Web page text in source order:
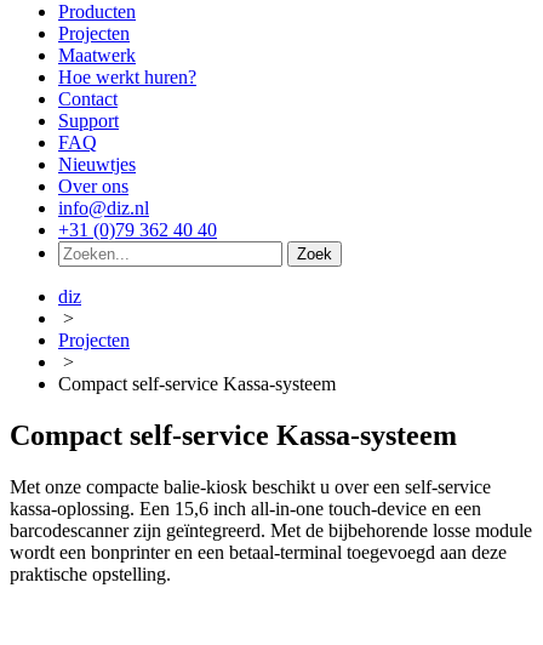
Producten
Projecten
Maatwerk
Hoe werkt huren?
Contact
Support
FAQ
Nieuwtjes
Over ons
info@diz.nl
+31 (0)79 362 40 40
diz
>
Projecten
>
Compact self-service Kassa-systeem
Compact self-service Kassa-systeem
Met onze compacte balie-kiosk beschikt u over een self-service
kassa-oplossing. Een 15,6 inch all-in-one touch-device en een
barcodescanner zijn geïntegreerd. Met de bijbehorende losse module
wordt een bonprinter en een betaal-terminal toegevoegd aan deze
praktische opstelling.